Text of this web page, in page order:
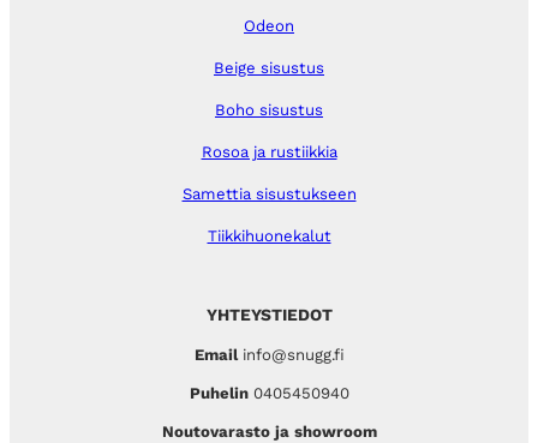
YHTEYSTIEDOT
Emailinfo@snugg.fi
Puhelin 0405450940
Noutovarasto ja showroom
Odeon
Beige sisustus
Boho sisustus
Rosoa ja rustiikkia
Samettia sisustukseen
Tiikkihuonekalut